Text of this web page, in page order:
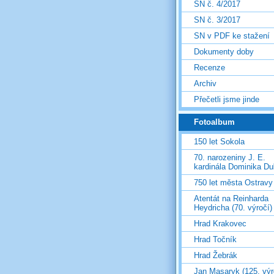
SN č. 4/2017
SN č. 3/2017
SN v PDF ke stažení
Dokumenty doby
Recenze
Archiv
Přečetli jsme jinde
Fotoalbum
150 let Sokola
70. narozeniny J. E.
kardinála Dominika
750 let města Ostravy
Atentát na Reinharda
Heydricha (70. výročí)
Hrad Krakovec
Hrad Točník
Hrad Žebrák
Jan Masaryk (125.